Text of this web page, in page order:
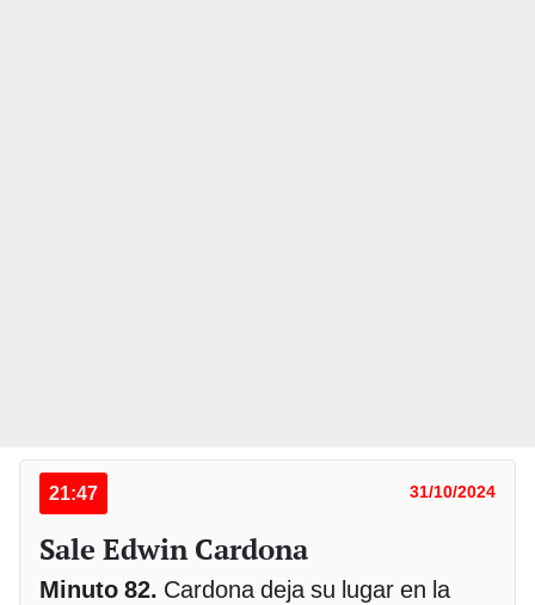
21:47 31/10/2024
Sale Edwin Cardona
Minuto 82. Cardona deja su lugar en la